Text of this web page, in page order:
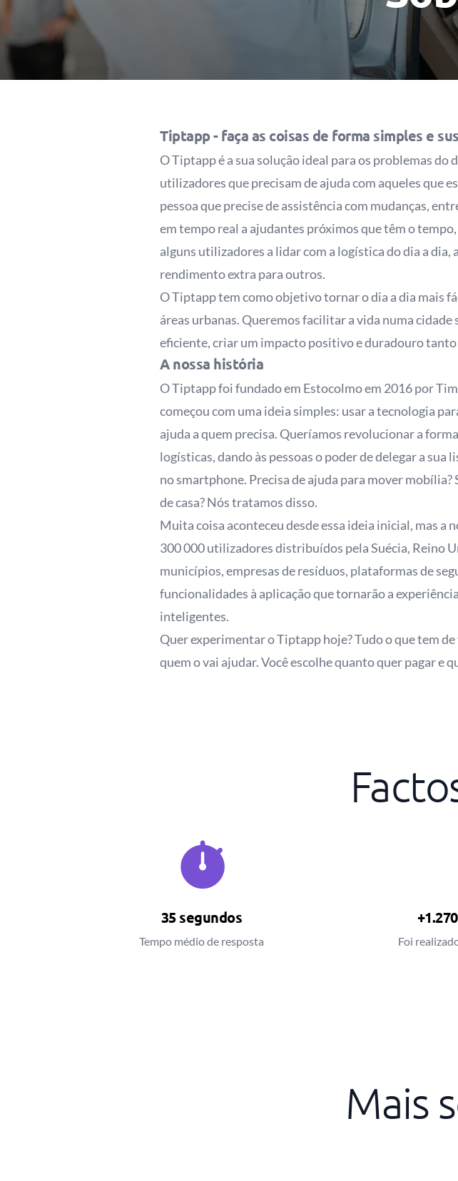
Tiptapp -faça as coisas de forma simples e
O Tiptapp é a sua solução ideal para os problemas do
utilizadores que precisam de ajuda com aqueles que
pessoa que precise de assistência com mudanças,
em tempo real a ajudantes próximos que têm o
alguns utilizadores a lidar com a logística do dia a
rendimento extra para outros.
O Tiptapp tem como objetivo tornar o dia a dia mais
áreas urbanas. Queremos facilitar a vida numa cidade
eficiente, criar um impacto positivo e duradouro tanto
A nossa história
O Tiptapp foi fundado em Estocolmo em 2016 por
começou com uma ideia simples: usar a tecnologia
ajuda a quem precisa. Queríamos revolucionar a
logísticas, dando às pessoas o poder de delegar a sua
no smartphone. Precisa de ajuda para mover
de casa? Nós tratamos disso.
Muita coisa aconteceu desde essa ideia inicial, mas a
300 000 utilizadores distribuídos pela Suécia, Reino
municípios, empresas de resíduos, plataformas de
funcionalidades à aplicação que tornarão a
inteligentes.
Quer experimentar o Tiptapp hoje? Tudo o que tem
quem o vai ajudar. Você escolhe quanto quer pagar e
35 segundos
Tempo médio de resposta Foi
Mais